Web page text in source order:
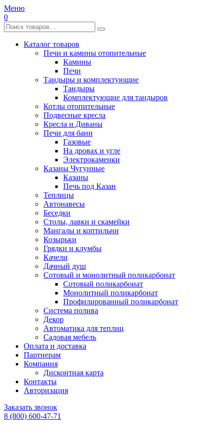
Меню
0
Каталог товаров
Печи и камины отопительные
Камины
Печи
Тандыры и комплектующие
Тандыры
Комплектующие для тандыров
Котлы отопительные
Подвесные кресла
Кресла и Диваны
Печи для бани
Газовые
На дровах и угле
Электрокаменки
Казаны Чугунные
Казаны
Печь под Казан
Теплицы
Автонавесы
Беседки
Столы, лавки и скамейки
Мангалы и коптильни
Козырьки
Грядки и клумбы
Качели
Дачный душ
Сотовый и монолитный поликарбонат
Сотовый поликарбонат
Монолитный поликарбонат
Профилированный поликарбонат
Система полива
Декор
Автоматика для теплиц
Садовая мебель
Оплата и доставка
Партнерам
Компания
Дисконтная карта
Контакты
Авторизация
Заказать звонок
8 (800) 600-47-71